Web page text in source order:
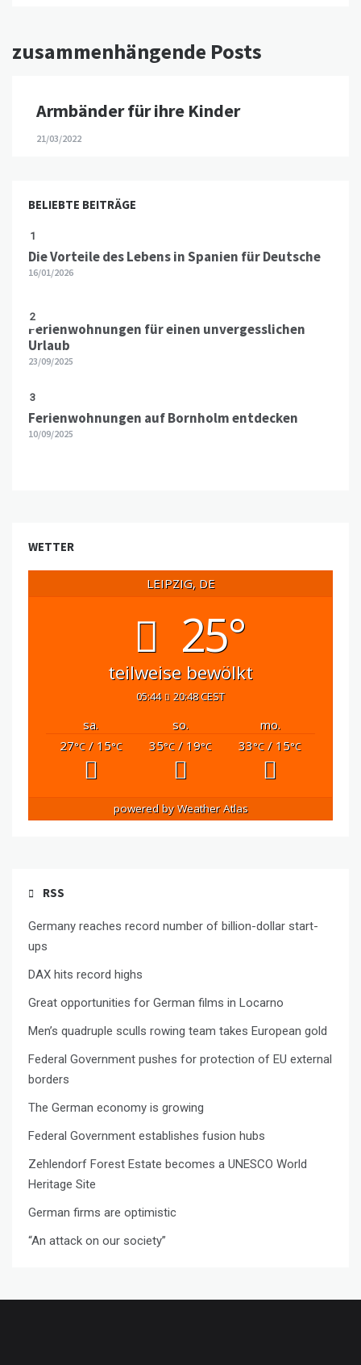
zusammenhängende Posts
Armbänder für ihre Kinder
21/03/2022
BELIEBTE BEITRÄGE
1
Die Vorteile des Lebens in Spanien für Deutsche
16/01/2026
2
Ferienwohnungen für einen unvergesslichen
Urlaub
23/09/2025
3
Ferienwohnungen auf Bornholm entdecken
10/09/2025
WETTER
LEIPZIG, DE
25°
teilweise bewölkt
05:44 20:48 CEST
sa. so.
mo.
27°C/ 15°C 35°C/ 19°C 33°C / 15°C
powered byWeather Atlas
RSS
Germany reaches record number of billion-dollar start-
ups
DAX hits record highs
Great opportunities for German films in Locarno
Men’s quadruple sculls rowing team takes European gold
Federal Government pushes for protection of EU external
borders
The German economy is growing
Federal Government establishes fusion hubs
Zehlendorf Forest Estate becomes a UNESCO World
Heritage Site
German firms are optimistic
“An attack on our society”